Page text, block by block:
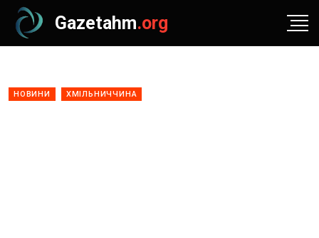
Gazetahm.org
НОВИНИ ХМІЛЬНИЧЧИНА